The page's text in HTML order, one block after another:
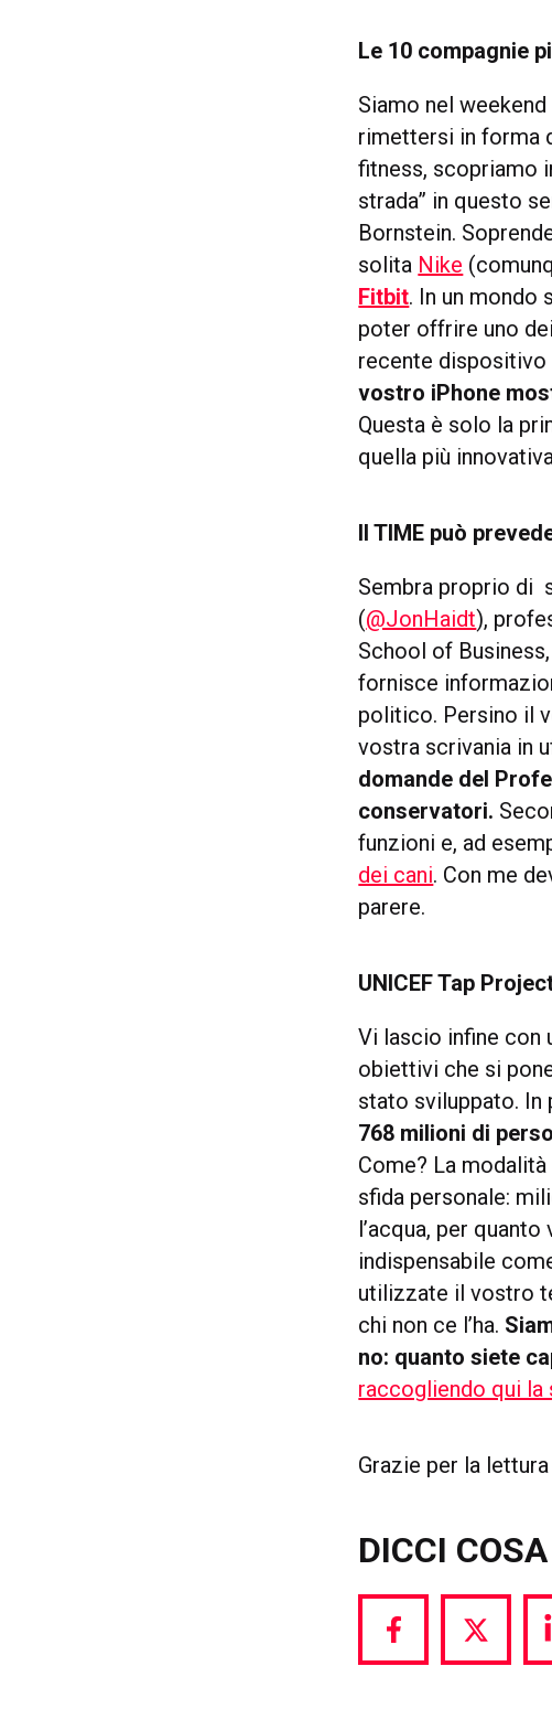
Le 10 compagnie
Siamo nel
rimettersi in forma
fitness, scopriamo
strada” in questo
Bornstein.
solita Nike
Fitbit. In un
poter offrire uno
recente
vostro iPhone
Questa è solo la
quella più
Il TIME può
Sembra proprio di
(@JonHaidt),
School of
fornisce
politico. Persino il
vostra scrivania in
domande del
conservatori.
funzioni e, ad
dei cani. Con me
parere.
UNICEF Tap
Vi lascio infine con
obiettivi che si
stato sviluppato. In
768 milioni di
Come? La
sfida personale:
l’acqua, per
indispensabile
utilizzate il vostro
chi non ce l’ha.
no: quanto siete
raccogliendo qui la
Grazie per la
DICCI
Share
Share